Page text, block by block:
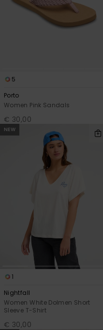
5
Porto
Women Pink Sandals
€ 30,00
NEW
1
Nightfall
Women White Dolmen Short
Sleeve T-Shirt
€ 30,00